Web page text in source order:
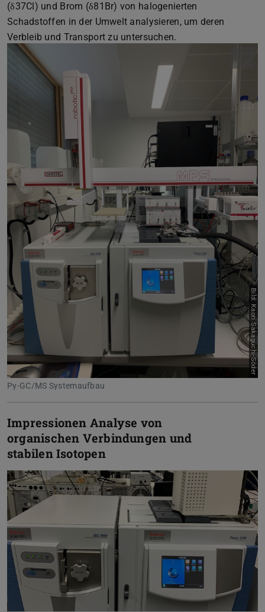
(δ37Cl) und Brom (δ81Br) von halogenierten
Schadstoffen in der Umwelt analysieren, um deren
Verbleib und Transport zu untersuchen.
Bild: Kaori Sakaguchi-Söder
Py-GC/MS Systemaufbau
Impressionen Analyse von
organischen Verbindungen und
stabilen Isotopen
Zurück Vor